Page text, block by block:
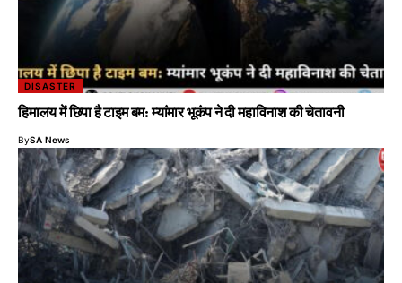
DISASTER
हिमालय में छिपा है टाइम बम: म्यांमार भूकंप ने दी महाविनाश की चेतावनी
BySA News